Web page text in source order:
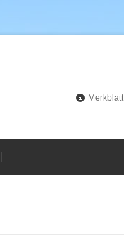
Merkblatt